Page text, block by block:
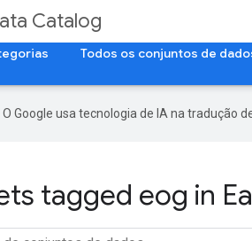
Catalog
Todos os conjuntos de
O Google usa tecnologia de IA na tradução
tagged eog in